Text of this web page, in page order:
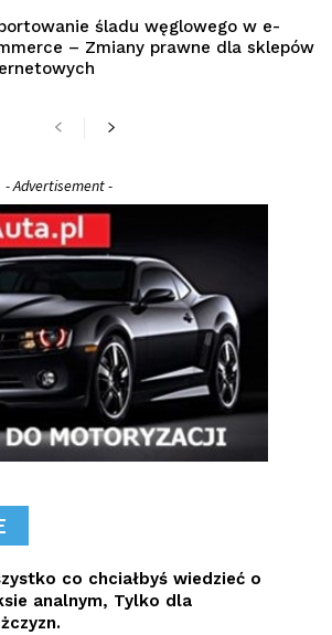
śladu węglowego w e-
– Zmiany prawne dla sklepów
- Advertisement -
co chciałbyś wiedzieć o
analnym, Tylko dla